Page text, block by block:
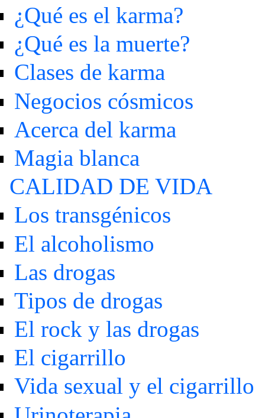
¿Qué es el karma?
¿Qué es la muerte?
Clases de karma
Negocios cósmicos
Acerca del karma
Magia blanca
CALIDAD DE VIDA
Los transgénicos
El alcoholismo
Las drogas
Tipos de drogas
El rock y las drogas
El cigarrillo
Vida sexual y el cigarrillo